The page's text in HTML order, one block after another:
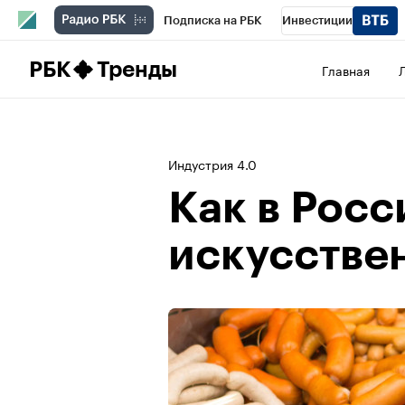
Подписка на РБК Инвестиции
РБК Тренды Главная
Индустрия 4.0
Как в